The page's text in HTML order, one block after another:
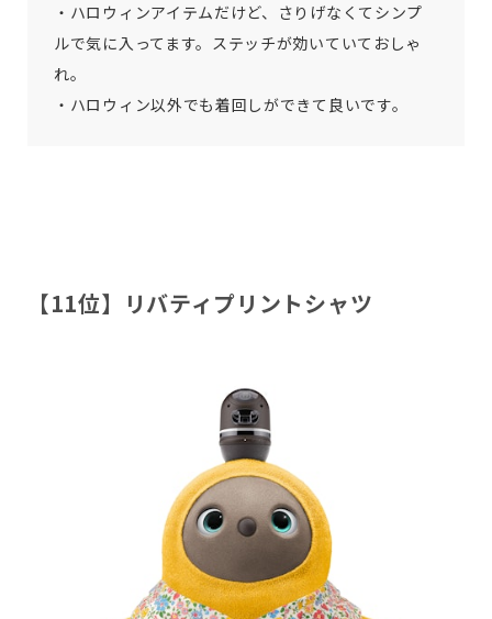
・ハロウィンアイテムだけど、さりげなくてシンプ
ルで気に入ってます。ステッチが効いていておしゃ
れ。
・ハロウィン以外でも着回しができて良いです。
【11位】リバティプリントシャツ